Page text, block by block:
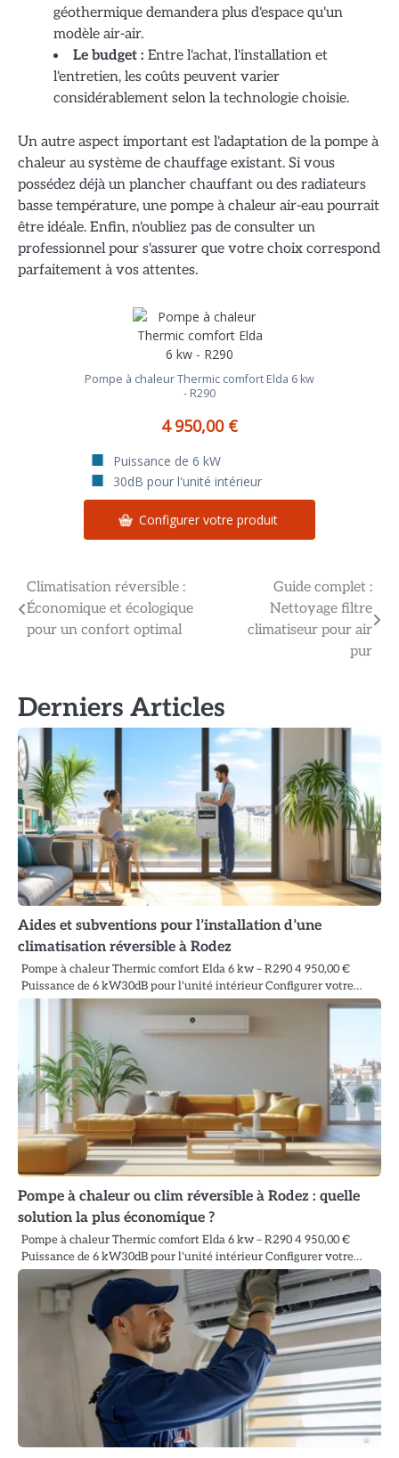
géothermique demandera plus d'espace qu'un
modèle air-air.
Le budget : Entre l'achat, l'installation et
l'entretien, les coûts peuvent varier
considérablement selon la technologie choisie.
Un autre aspect important est l'adaptation de la pompe à
chaleur au système de chauffage existant. Si vous
possédez déjà un plancher chauffant ou des radiateurs
basse température, une pompe à chaleur air-eau pourrait
être idéale. Enfin, n'oubliez pas de consulter un
professionnel pour s'assurer que votre choix correspond
parfaitement à vos attentes.
Pompe à chaleur Thermic comfort Elda 6 kw
- R290
4 950,00 €
Puissance de 6 kW
30dB pour l'unité intérieur
Configurer votre produit
Navigation
de
Climatisation réversible :
Économique et écologique
pour un confort optimal
Guide complet :
Nettoyage filtre
climatiseur pour air
pur
Derniers Articles
Aides et subventions pour l’installation d’une
climatisation réversible à Rodez
Pompe à chaleur Thermic comfort Elda 6 kw – R290 4 950,00 €
Puissance de 6 kW30dB pour l'unité intérieur Configurer votre…
Pompe à chaleur ou clim réversible à Rodez : quelle
solution la plus économique ?
Pompe à chaleur Thermic comfort Elda 6 kw – R290 4 950,00 €
Puissance de 6 kW30dB pour l'unité intérieur Configurer votre…